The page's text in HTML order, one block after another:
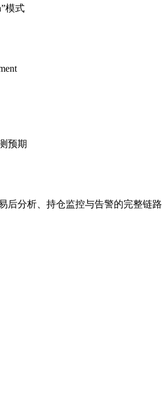
模式
预期
后分析、持仓监控与告警的完整链路